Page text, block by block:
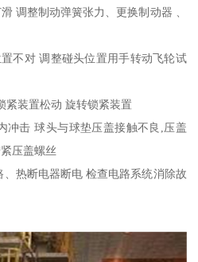
调整制动弹簧张力、更换制动器 、
不对 调整碰头位置用手转动飞轮试
紧装置松动 旋转锁紧装置
冲击 球头与球垫压盖接触不良,压盖
压盖螺丝
热断电器断电 检查电路系统消除故